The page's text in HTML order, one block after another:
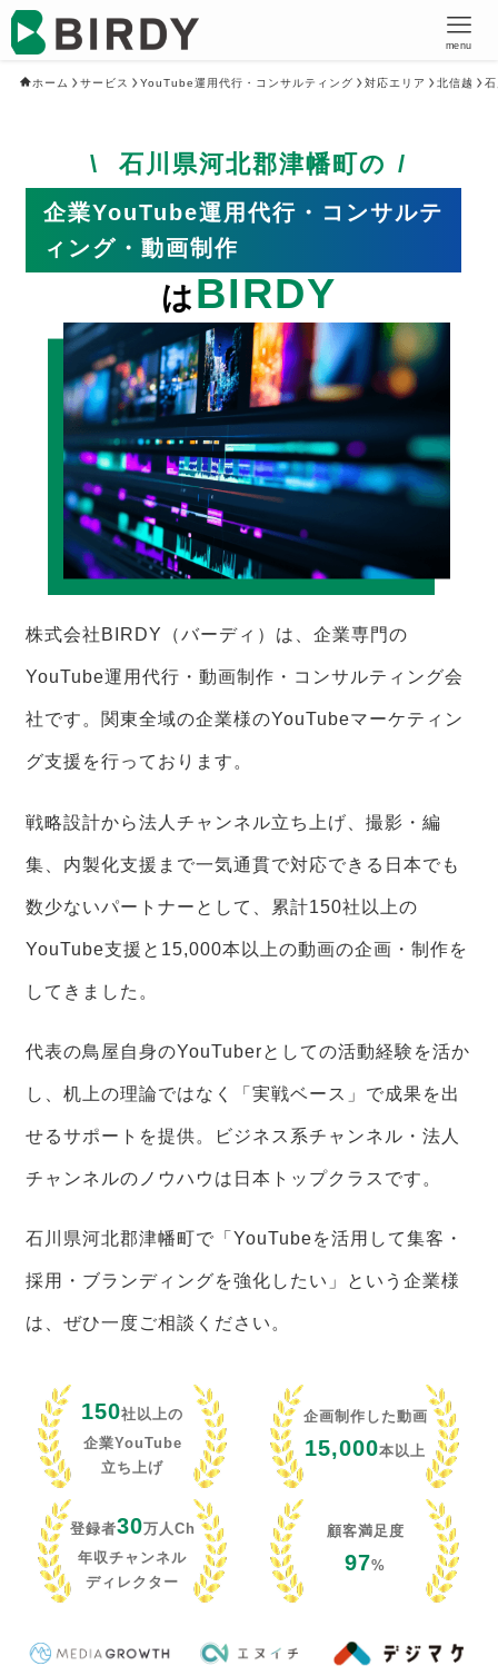
menu
ホーム サービス YouTube運用代行・コンサルティング 対応エリア 北信越
石川県河北郡津幡町の
企業YouTube運用代行・コンサルテ
ィング・動画制作
はBIRDY
株式会社BIRDY（バーディ）は、企業専門の
YouTube運用代行・動画制作・コンサルティング会
社です。関東全域の企業様のYouTubeマーケティン
グ支援を行っております。
戦略設計から法人チャンネル立ち上げ、撮影・編
集、内製化支援まで一気通貫で対応できる日本でも
数少ないパートナーとして、累計150社以上の
YouTube支援と15,000本以上の動画の企画・制作を
してきました。
代表の鳥屋自身のYouTuberとしての活動経験を活か
し、机上の理論ではなく「実戦ベース」で成果を出
せるサポートを提供。ビジネス系チャンネル・法人
チャンネルのノウハウは日本トップクラスです。
石川県河北郡津幡町で「YouTubeを活用して集客・
採用・ブランディングを強化したい」という企業様
は、ぜひ一度ご相談ください。
150社以上の
企業YouTube
立ち上げ
企画制作した動画
15,000本以上
登録者30万人Ch
年収チャンネル
ディレクター
顧客満足度
97%